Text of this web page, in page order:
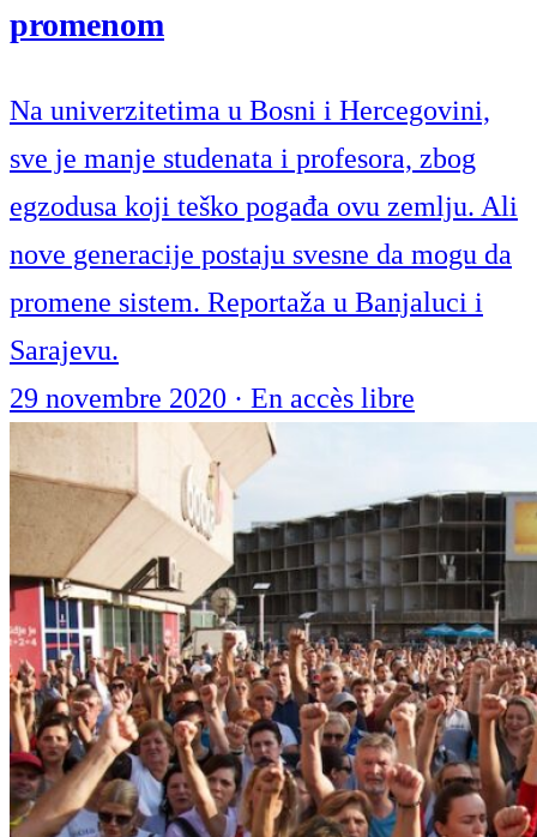
promenom
Na univerzitetima u Bosni i Hercegovini,
sve je manje studenata i profesora, zbog
egzodusa koji teško pogađa ovu zemlju. Ali
nove generacije postaju svesne da mogu da
promene sistem. Reportaža u Banjaluci i
Sarajevu.
29 novembre 2020 · En accès libre